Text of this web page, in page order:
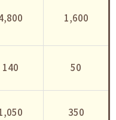
1,600
140 50
350